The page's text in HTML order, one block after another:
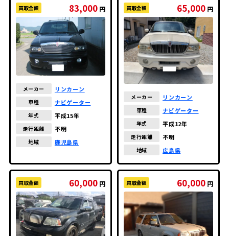
買取金額 83,000 円
メーカー リンカーン
車種 ナビゲーター
年式 平成15年
走行距離 不明
地域 鹿児島県
買取金額 65,000 円
メーカー リンカーン
車種 ナビゲーター
年式 平成12年
走行距離 不明
地域 広島県
買取金額 60,000 円 買取金額 60,000 円